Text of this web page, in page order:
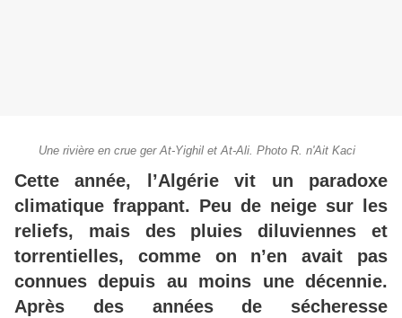
Une rivière en crue ger At-Yighil et At-Ali. Photo R. n'Ait Kaci
Cette année, l’Algérie vit un paradoxe
climatique frappant. Peu de neige sur les
reliefs, mais des pluies diluviennes et
torrentielles, comme on n’en avait pas
connues depuis au moins une décennie.
Après des années de sécheresse